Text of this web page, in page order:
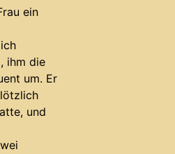
ein
ihm die
um. Er
und